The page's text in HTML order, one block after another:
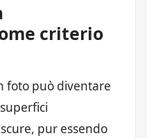
criterio
foto può diventare
pur essendo